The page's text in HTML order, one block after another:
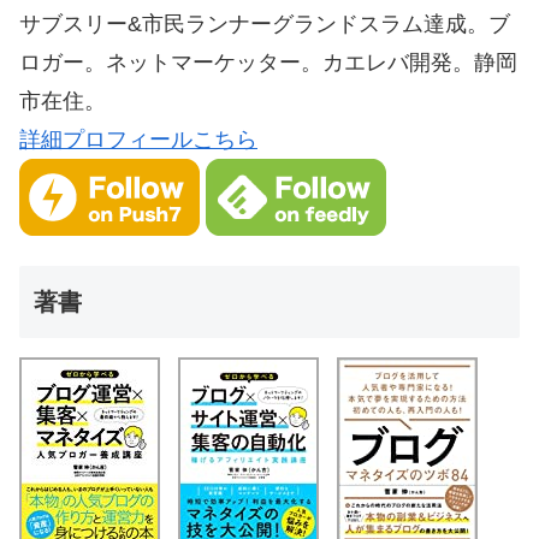
サブスリー&市民ランナーグランドスラム達成。ブ
ロガー。ネットマーケッター。カエレバ開発。静岡
市在住。
詳細プロフィールこちら
著書